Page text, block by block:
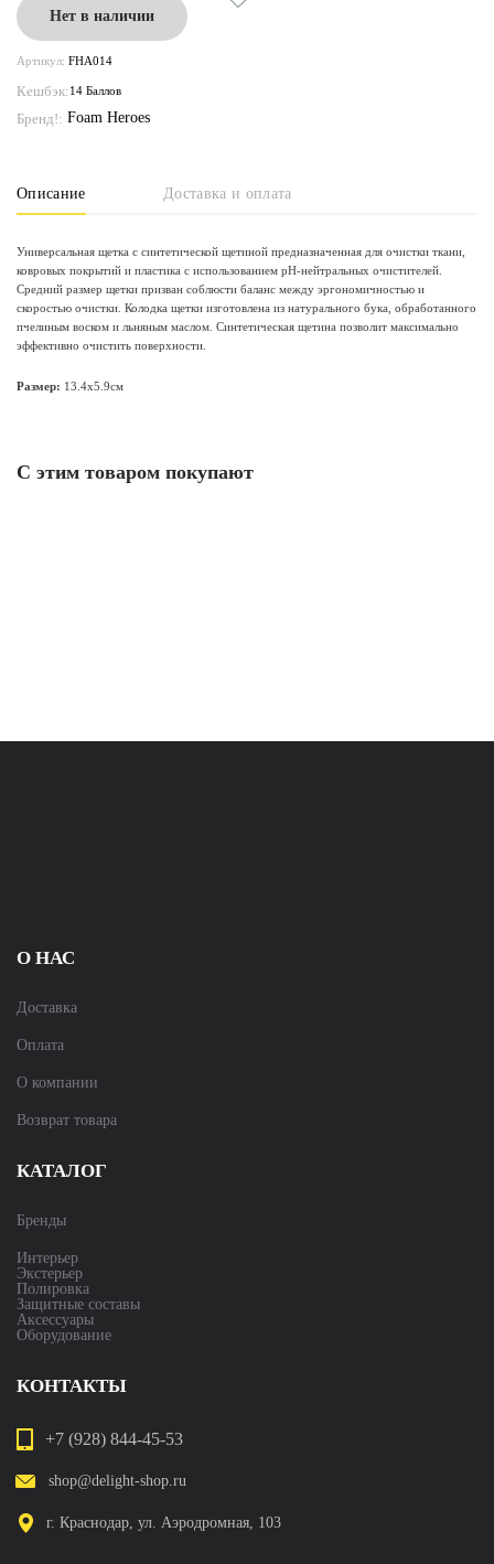
Нет в наличии
Артикул: FHA014
Кешбэк:14 Баллов
Бренд!: Foam Heroes
Описание Доставка и оплата
Универсальная щетка с синтетической щетиной предназначенная для очистки ткани,
ковровых покрытий и пластика с использованием рН-нейтральных очистителей.
Средний размер щетки призван соблюсти баланс между эргономичностью и
скоростью очистки. Колодка щетки изготовлена из натурального бука, обработанного
пчелиным воском и льняным маслом. Синтетическая щетина позволит максимально
эффективно очистить поверхности.
Размер: 13.4x5.9см
С этим товаром покупают
О НАС
Доставка
Оплата
О компании
Возврат товара
КАТАЛОГ
Бренды
Интерьер
Экстерьер
Полировка
Защитные составы
Аксессуары
Оборудование
КОНТАКТЫ
+7 (928) 844-45-53
shop@delight-shop.ru
г. Краснодар, ул. Аэродромная, 103